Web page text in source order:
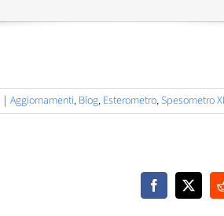
| Aggiornamenti, Blog, Esterometro,Spesometro
Facebook
X